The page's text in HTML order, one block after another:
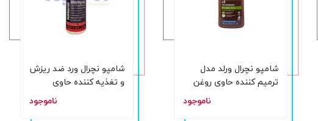
شامپو نچرال ورلد مدل
ترمیم کننده حاوی روغن
ماکادمیا حجم 500 میلی
ناموجود
شامپو نچرال ورد ضد ریزش
و تغذیه کننده حاوی
ناموجود